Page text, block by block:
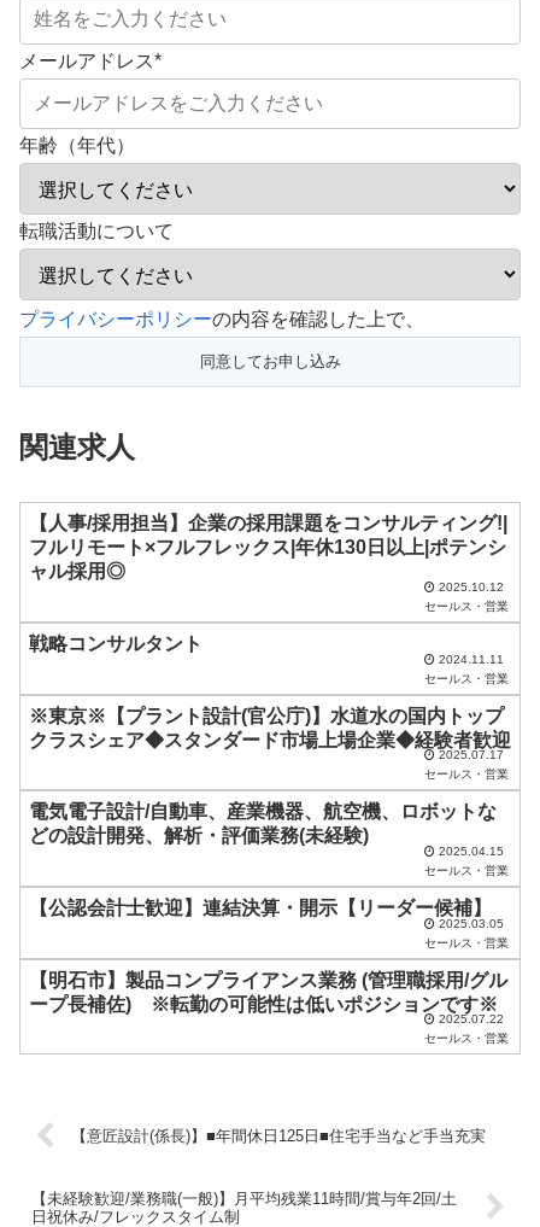
メールアドレス*
年齢（年代）
転職活動について
こ
フ
ー
は
の
ま
ま
に
て
く
さ
。
プライバシーポリシーの内容を確認した上で、
関連求人
【人事/採用担当】企業の採用課題をコンサルティング!|
フルリモート×フルフレックス|年休130日以上|ポテンシ
ャル採用◎
2025.10.12
セールス・営業
戦略コンサルタント
2024.11.11
セールス・営業
※東京※【プラント設計(官公庁)】水道水の国内トップ
クラスシェア◆スタンダード市場上場企業◆経験者歓迎
2025.07.17
セールス・営業
電気電子設計/自動車、産業機器、航空機、ロボットな
どの設計開発、解析・評価業務(未経験)
2025.04.15
セールス・営業
【公認会計士歓迎】連結決算・開示【リーダー候補】
2025.03.05
セールス・営業
【明石市】製品コンプライアンス業務 (管理職採用/グル
ープ長補佐) ※転勤の可能性は低いポジションです※
2025.07.22
セールス・営業
【意匠設計(係長)】■年間休日125日■住宅手当など手当充実
【未経験歓迎/業務職(一般)】月平均残業11時間/賞与年2回/土
日祝休み/フレックスタイム制